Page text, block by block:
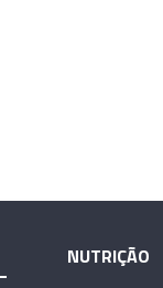
NUTRIÇÃO